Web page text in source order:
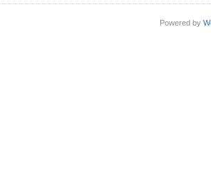
Powered by